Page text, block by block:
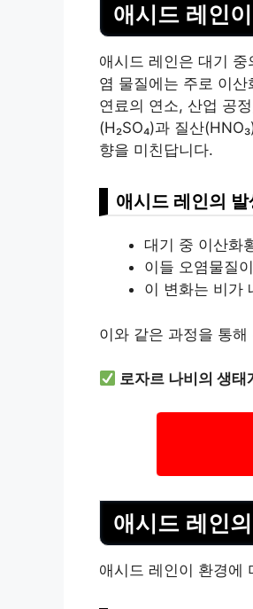
애시드 레인
애시드 레인은 대기
염 물질에는 주로 이
연료의 연소, 산업 공
(H₂SO₄)과 질산
향을 미친답니다.
애시드 레인의 발
대기 중 이산화
이들 오염물질
이 변화는 비가
이와 같은 과정을 통
로자르 나비의 생
애시드 레인
애시드 레인이 환경에